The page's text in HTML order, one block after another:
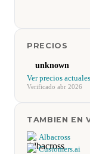
PRECIOS
unknown
Ver precios actuales
Verificado abr 2026
TAMBIEN EN
Albacross
Customers.ai